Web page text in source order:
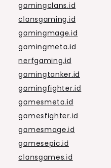
gamingclans.id
clansgaming.id
gamingmage.id
gamingmeta.id
nerfgaming.id
gamingtanker.id
gamingfighter.id
gamesmeta.id
gamesfighter.id
gamesmage.id
gamesepic.id
clansgames.id